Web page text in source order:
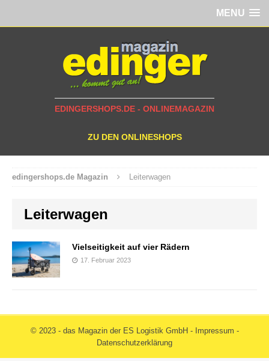
MENU
EDINGERSHOPS.DE - ONLINEMAGAZIN
ZU DEN ONLINESHOPS
edingershops.de Magazin Leiterwagen
Leiterwagen
Vielseitigkeit auf vier Rädern
17. Februar 2023
© 2023 - das Magazin der ES Logistik GmbH - Impressum -
Datenschutzerklärung